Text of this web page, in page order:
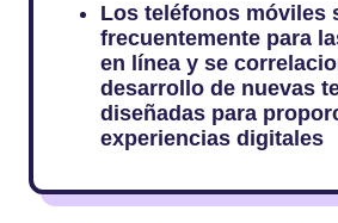
Los teléfonos móviles
frecuentemente para
en línea y se
desarrollo de nuevas
diseñadas para
experiencias digitales